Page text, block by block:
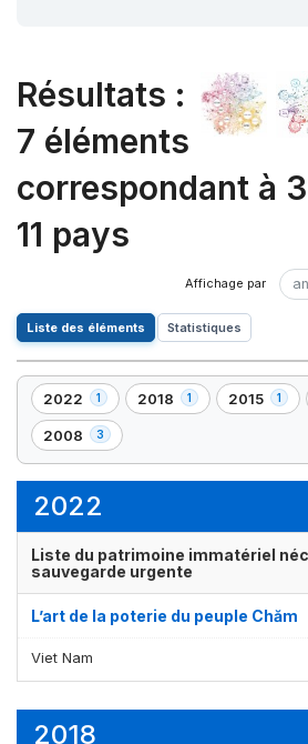
Résultats :
7 éléments
correspondant à
11 pays
Liste des éléments Statistiques
2022 1
,
1
élément(s)
2018 1
,
2015 1
,
2008 3
,
3
2022
Liste du patrimoine immatériel
sauvegarde urgente
L’art de la poterie du peuple Chăm
Viet Nam
2018